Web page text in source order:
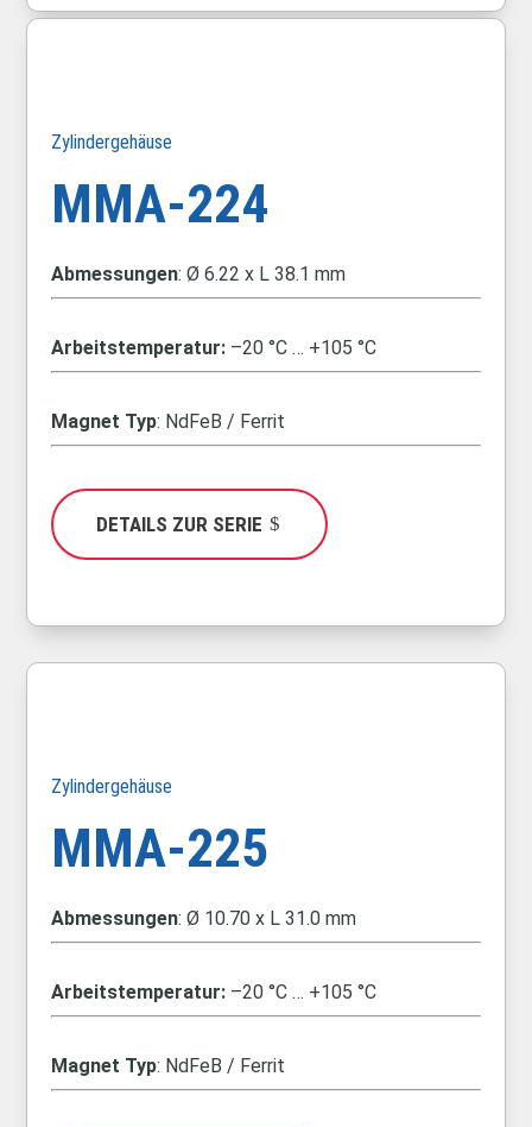
Zylindergehäuse
MMA-224
Abmessungen: Ø 6.22 x L 38.1 mm
Arbeitstemperatur: –20 °C … +105 °C
Magnet Typ: NdFeB / Ferrit
DETAILS ZUR SERIE
Zylindergehäuse
MMA-225
Abmessungen: Ø 10.70 x L 31.0 mm
Arbeitstemperatur: –20 °C … +105 °C
Magnet Typ: NdFeB / Ferrit